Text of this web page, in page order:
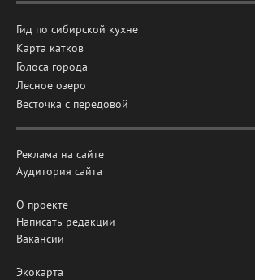
Гид по сибирской кухне
Карта катков
Голоса города
Лесное озеро
Весточка с передовой
Реклама на сайте
Аудитория сайта
О проекте
Написать редакции
Вакансии
Экокарта